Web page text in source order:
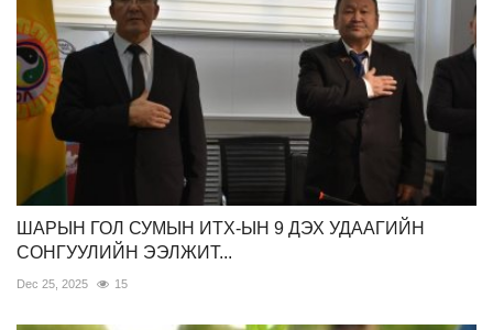
ШАРЫН ГОЛ СУМЫН ИТХ-ЫН 9 ДЭХ УДААГИЙН
СОНГУУЛИЙН ЭЭЛЖИТ...
Dec 25, 2025 15